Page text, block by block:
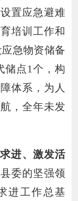
设置应急避难
培训工作和
急物资储备
储点 1 个 ， 构
体系 ， 为人
， 全年未发
进、 激发活
委的坚强领
进工作总基